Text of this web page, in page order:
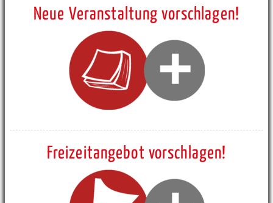
Neue Veranstaltung vorschlagen!
Freizeitangebot vorschlagen!